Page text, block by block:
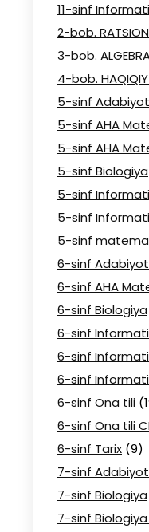
11-sinf
2-bob.
3-bob.
4-bob. HAQIQIY
5-sinf Adabiyot
5-sinf AHA
5-sinf AHA
5-sinf Biologiya
5-sinf
5-sinf
5-sinf
6-sinf Adabiyot
6-sinf AHA
6-sinf Biologiya
6-sinf
6-sinf
6-sinf
6-sinf Ona tili
6-sinf Ona tili
6-sinf Tarix (9)
7-sinf Adabiyot
7-sinf Biologiya
7-sinf Biologiya